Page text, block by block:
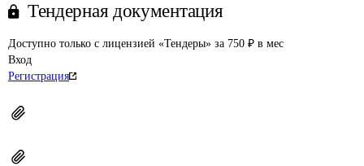
Тендерная документация
Доступно только с лицензией «Тендеры» за 750 ₽ в мес
Вход
Регистрация